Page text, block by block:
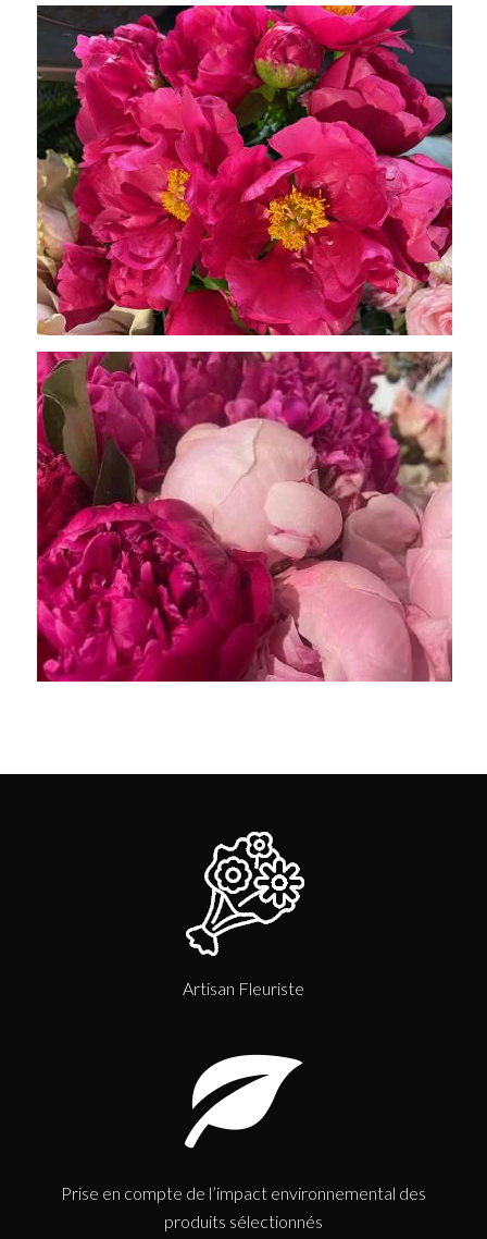
Artisan Fleuriste
Prise en compte de l’impact environnemental des
produits sélectionnés